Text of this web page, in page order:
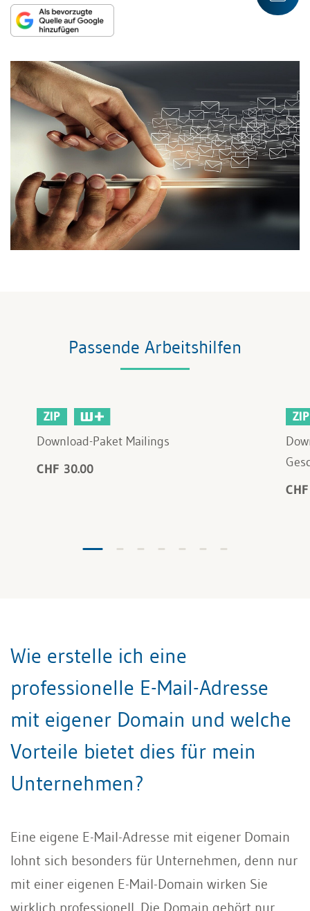
Passende Arbeitshilfen
ZIP
Download-Paket Mailings
CHF 30.00
ZIP
Wie erstelle ich eine
professionelle E-Mail-Adresse
mit eigener Domain und welche
Vorteile bietet dies für mein
Unternehmen?
Eine eigene E-Mail-Adresse mit eigener Domain
lohnt sich besonders für Unternehmen, denn nur
mit einer eigenen E-Mail-Domain wirken Sie
wirklich professionell. Die Domain gehört nur